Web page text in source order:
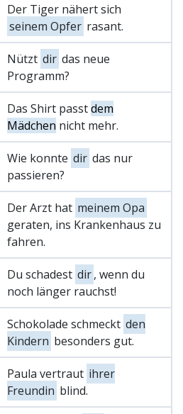
Der Tiger nähert sich
seinem Opfer rasant.
Nützt dir das neue
Programm?
Das Shirt passtdem
Mädchen nicht mehr.
Wie konnte dir das nur
passieren?
Der Arzt hat meinem Opa
geraten, ins Krankenhaus zu
fahren.
Du schadest dir, wenn du
noch länger rauchst!
Schokolade schmeckt den
Kindern besonders gut.
Paula vertraut ihrer
Freundin blind.